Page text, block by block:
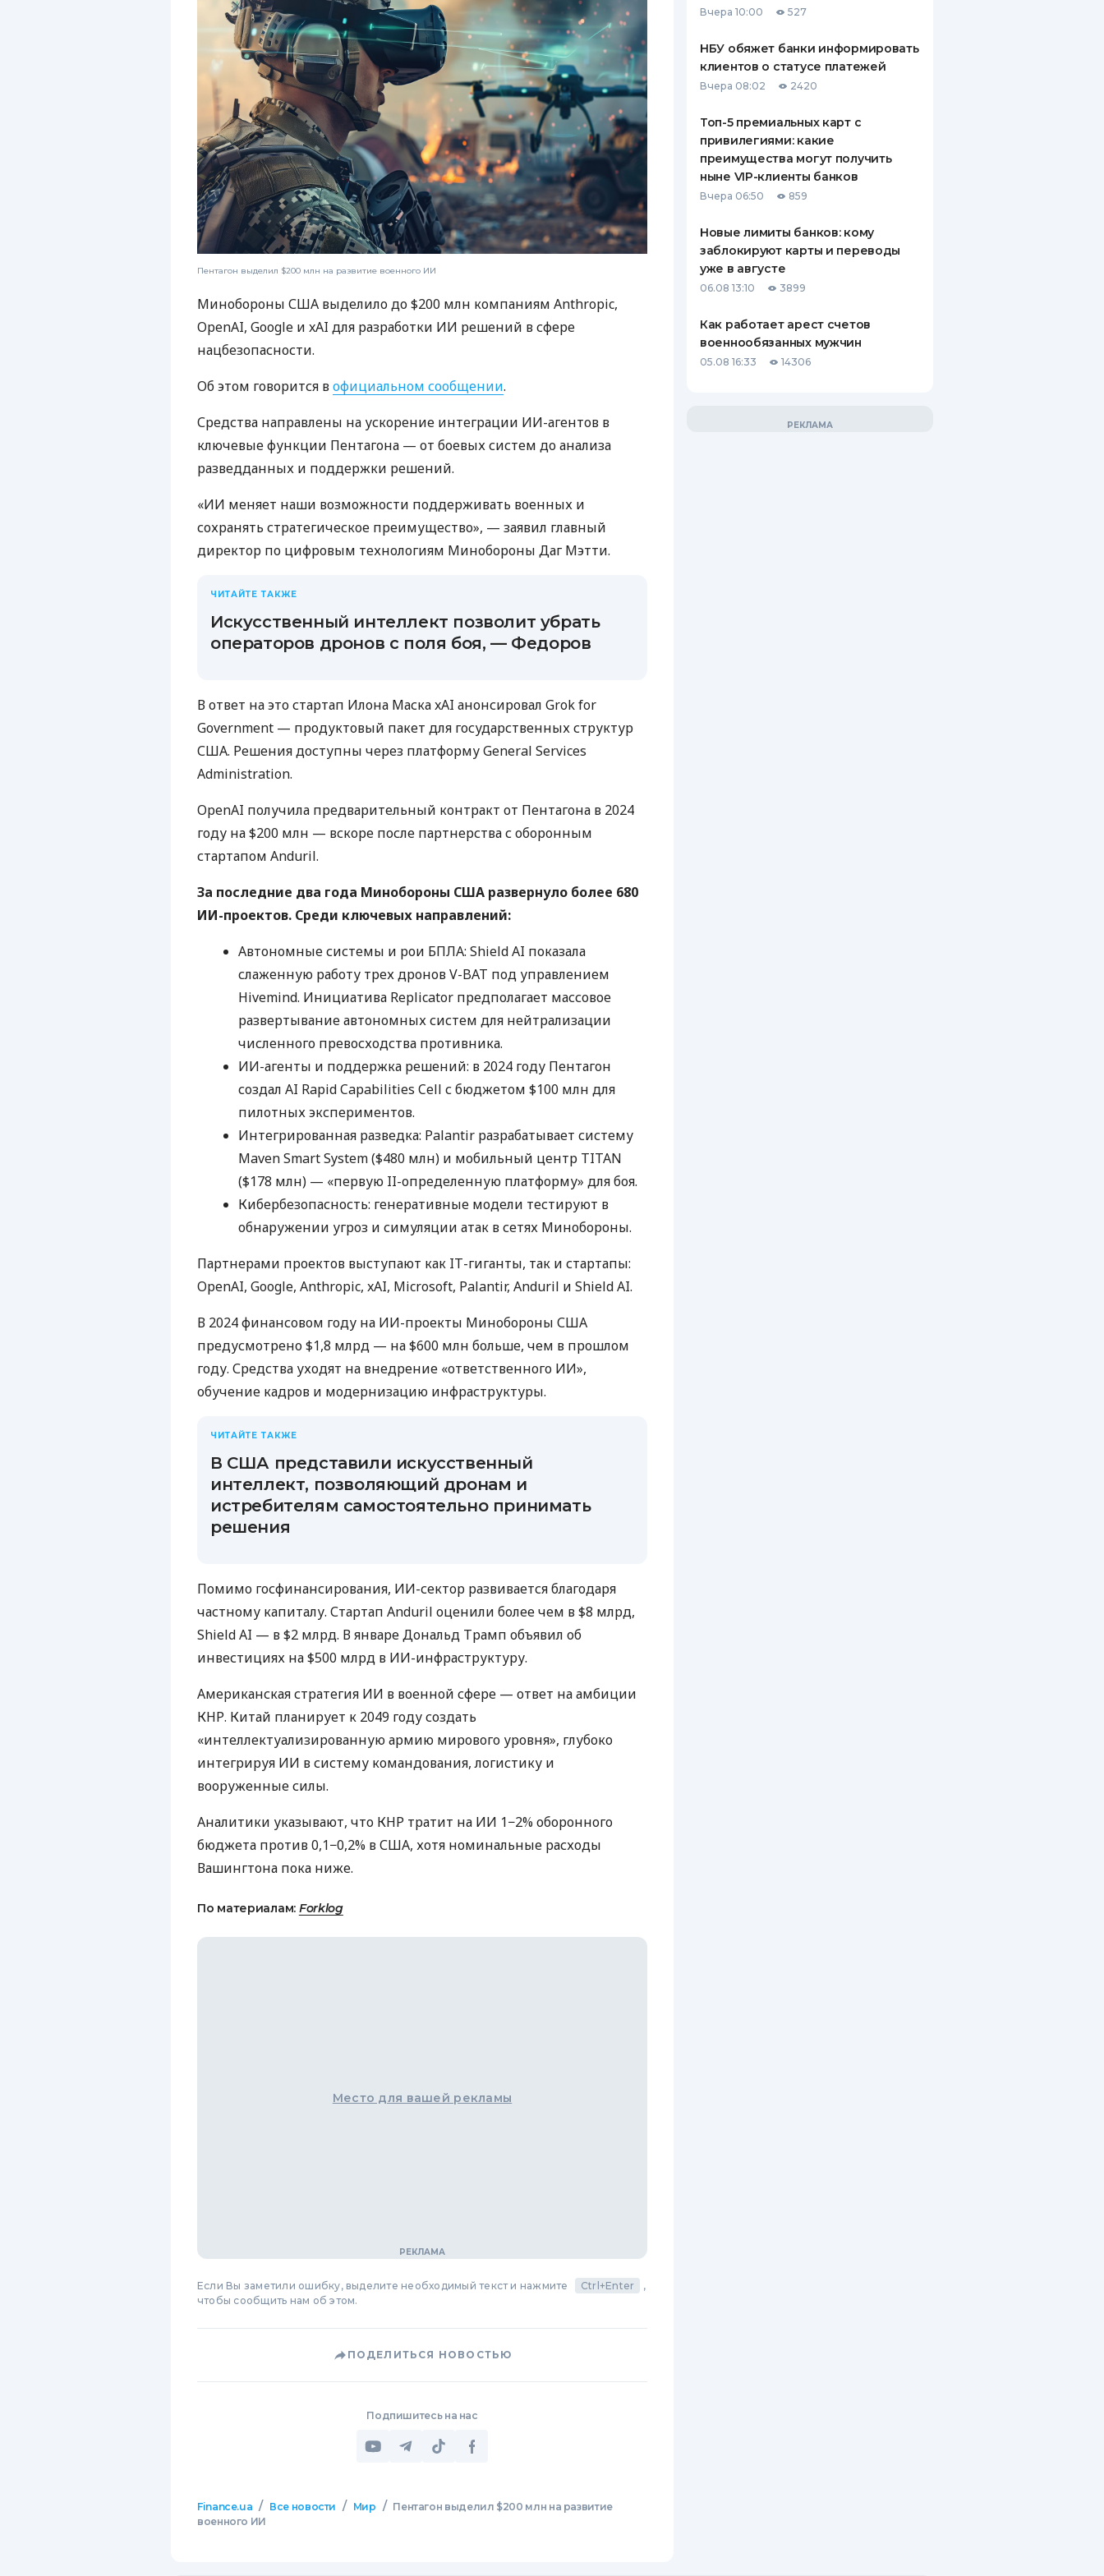
ЕЖЕМЕСЯЧНЫЙ ОБЗОР
КЕШБЭКА
ПУТЕВОДИТЕЛИ ПО
БАНКОВСКИМ КАРТАМ
СТРАХОВАНИЮ
ВСЕ СТРАХОВЫЕ ПОЛИСЫ
ОТЗЫВЫ О СТРАХОВЫХ
КОМПАНИЯХ
Пентагон выделил $200 млн на развитие военного ИИ
Минобороны США выделило до $200 млн компаниям Anthropic,
OpenAI, Google и xAI для разработки ИИ решений в сфере
нацбезопасности.
Об этом говорится вофициальном сообщении.
Средства направлены на ускорение интеграции ИИ-агентов в
ключевые функции Пентагона — от боевых систем до анализа
разведданных и поддержки решений.
«ИИ меняет наши возможности поддерживать военных и
сохранять стратегическое преимущество», — заявил главный
директор по цифровым технологиям Минобороны Даг Мэтти.
ЧИТАЙТЕ ТАКЖЕ
Искусственный интеллект позволит убрать
операторов дронов с поля боя, — Федоров
В ответ на это стартап Илона Маска xAI анонсировал Grok for
Government — продуктовый пакет для государственных структур
США. Решения доступны через платформу General Services
Administration.
OpenAI получила предварительный контракт от Пентагона в 2024
году на $200 млн — вскоре после партнерства с оборонным
стартапом Anduril.
За последние два года Минобороны США развернуло более 680
ИИ-проектов. Среди ключевых направлений:
Автономные системы и рои БПЛА: Shield AI показала
слаженную работу трех дронов V-BAT под управлением
Hivemind. Инициатива Replicator предполагает массовое
развертывание автономных систем для нейтрализации
численного превосходства противника.
ИИ-агенты и поддержка решений: в 2024 году Пентагон
создал AI Rapid Capabilities Cell с бюджетом $100 млн для
пилотных экспериментов.
Интегрированная разведка: Palantir разрабатывает систему
Maven Smart System ($480 млн) и мобильный центр TITAN
($178 млн) — «первую II-определенную платформу» для боя.
Кибербезопасность: генеративные модели тестируют в
обнаружении угроз и симуляции атак в сетях Минобороны.
Партнерами проектов выступают как IТ-гиганты, так и стартапы:
OpenAI, Google, Anthropic, xAI, Microsoft, Palantir, Anduril и Shield AI.
В 2024 финансовом году на ИИ-проекты Минобороны США
предусмотрено $1,8 млрд — на $600 млн больше, чем в прошлом
году. Средства уходят на внедрение «ответственного ИИ»,
обучение кадров и модернизацию инфраструктуры.
ЧИТАЙТЕ ТАКЖЕ
В США представили искусственный
интеллект, позволяющий дронам и
истребителям самостоятельно принимать
решения
Помимо госфинансирования, ИИ-сектор развивается благодаря
частному капиталу. Стартап Anduril оценили более чем в $8 млрд,
Shield AI — в $2 млрд. В январе Дональд Трамп объявил об
инвестициях на $500 млрд в ИИ-инфраструктуру.
Американская стратегия ИИ в военной сфере — ответ на амбиции
КНР. Китай планирует к 2049 году создать
«интеллектуализированную армию мирового уровня», глубоко
интегрируя ИИ в систему командования, логистику и
вооруженные силы.
Аналитики указывают, что КНР тратит на ИИ 1−2% оборонного
бюджета против 0,1−0,2% в США, хотя номинальные расходы
Вашингтона пока ниже.
По материалам: Forklog
Место для вашей рекламы
Если Вы заметили ошибку, выделите необходимый текст и нажмите Ctrl+Enter
,
чтобы сообщить нам об этом.
ПОДЕЛИТЬСЯ НОВОСТЬЮ
Подпишитесь на нас
Finance.ua / Все новости / Мир / Пентагон выделил $200 млн на развитие
военного ИИ
Вчера 10:00 527
НБУ обяжет банки информировать
клиентов о статусе платежей
Вчера 08:02 2420
Топ-5 премиальных карт с
привилегиями: какие
преимущества могут получить
ныне VIP-клиенты банков
Вчера 06:50 859
Новые лимиты банков: кому
заблокируют карты и переводы
уже в августе
06.08 13:10 3899
Как работает арест счетов
военнообязанных мужчин
05.08 16:33 14306